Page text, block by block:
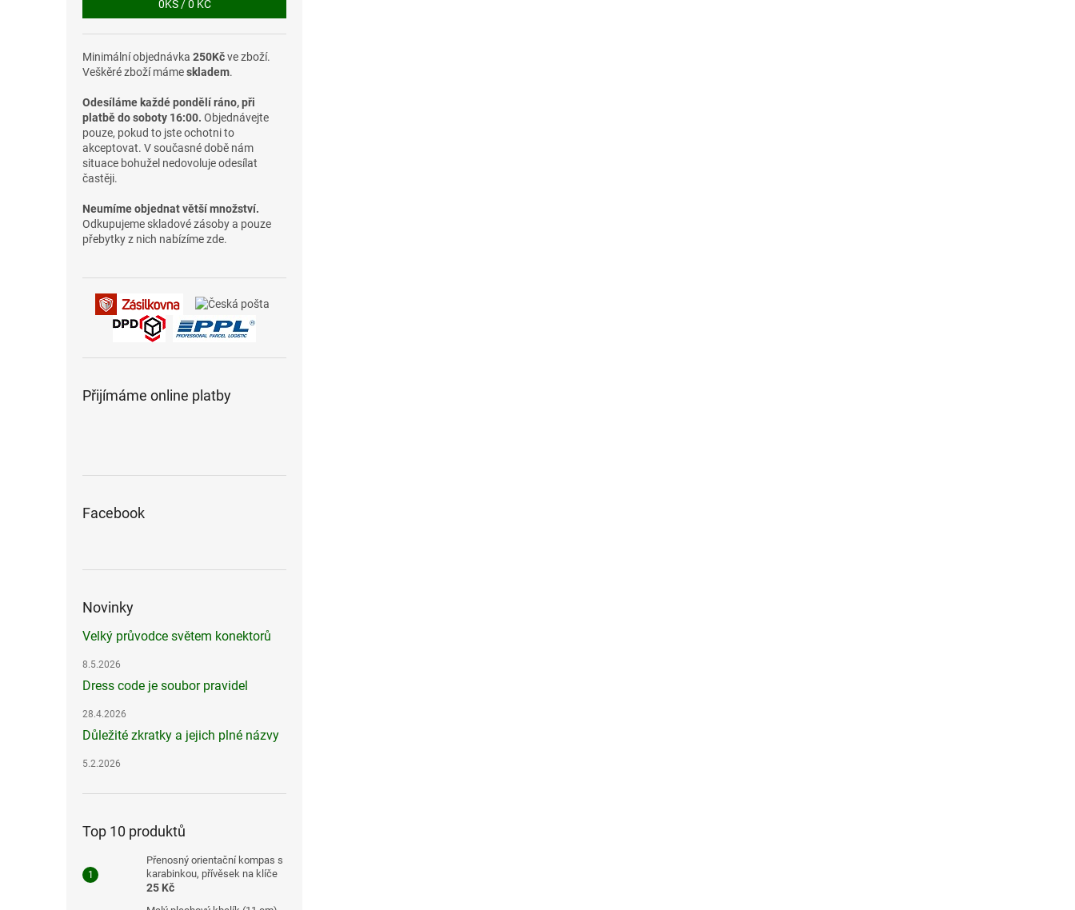
0KS /0 KČ
Minimální objednávka 250Kčve zboží.
Veškěré zboží mámeskladem.
Odesíláme každé pondělí ráno, při
platbě do soboty 16:00. Objednávejte
pouze, pokud to jste ochotni to
akceptovat. V současné době nám
situace bohužel nedovoluje odesílat
častěji.
Neumíme objednat větší množství.
Odkupujeme skladové zásoby a pouze
přebytky z nich nabízíme zde.
Přijímáme online platby
Facebook
Novinky
Velký průvodce světem konektorů
8.5.2026
Dress code je soubor pravidel
28.4.2026
Důležité zkratky a jejich plné názvy
5.2.2026
Top 10 produktů
Přenosný orientační kompas s
karabinkou, přívěsek na klíče
25 Kč